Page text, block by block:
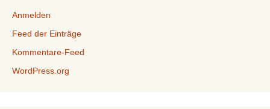
Anmelden
Feed der Einträge
Kommentare-Feed
WordPress.org